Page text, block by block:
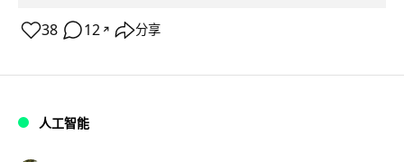
38 12 ↗ 分享
人工智能